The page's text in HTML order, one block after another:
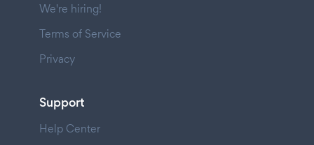
We're hiring!
Terms of Service
Privacy
Support
Help Center